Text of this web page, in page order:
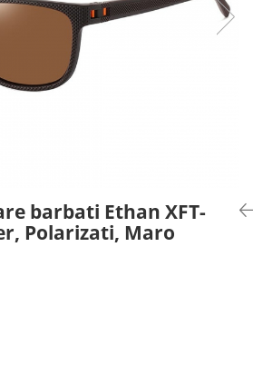
barbati Ethan XFT-
Polarizati, Maro